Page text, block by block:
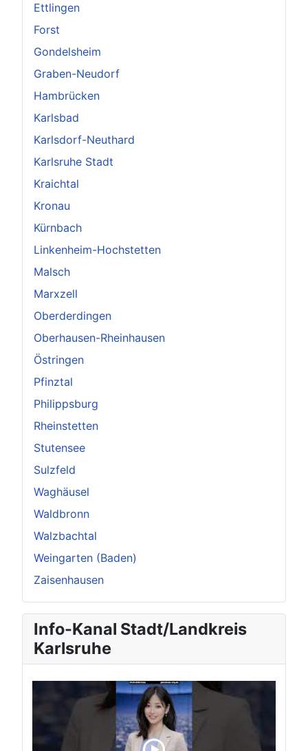
Ettlingen
Forst
Gondelsheim
Graben-Neudorf
Hambrücken
Karlsbad
Karlsdorf-Neuthard
Karlsruhe Stadt
Kraichtal
Kronau
Kürnbach
Linkenheim-Hochstetten
Malsch
Marxzell
Oberderdingen
Oberhausen-Rheinhausen
Östringen
Pfinztal
Philippsburg
Rheinstetten
Stutensee
Sulzfeld
Waghäusel
Waldbronn
Walzbachtal
Weingarten (Baden)
Zaisenhausen
Info-Kanal Stadt/Landkreis
Karlsruhe